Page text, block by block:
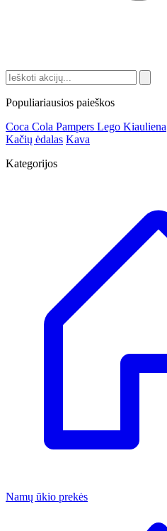
Populiariausios paieškos
Coca Cola Pampers Lego Kiauliena
Kačių ėdalas Kava
Kategorijos
Namų ūkio prekės